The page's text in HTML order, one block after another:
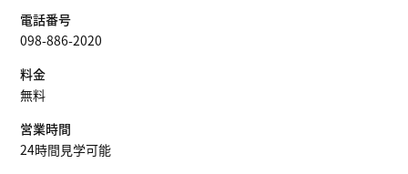
電話番号
098-886-2020
料金
無料
営業時間
24時間見学可能